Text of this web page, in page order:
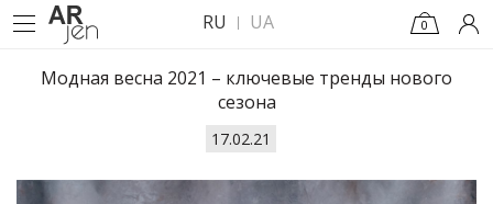
RU UA 0
Модная весна 2021 – ключевые тренды нового
сезона
17.02.21